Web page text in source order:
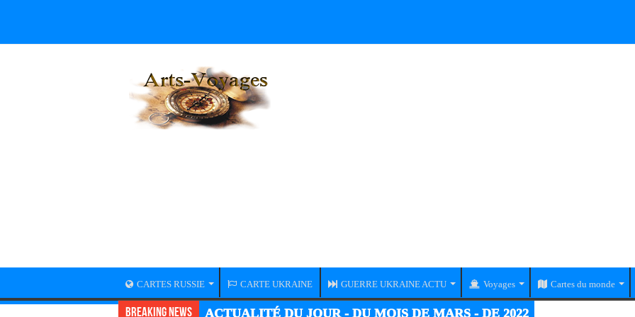
CARTES RUSSIE CARTE UKRAINE GUERRE UKRAINE ACTU Voyages Cartes du monde
Breaking News ACTUALITÉ GUERRE UKRAINE-RUSSIE